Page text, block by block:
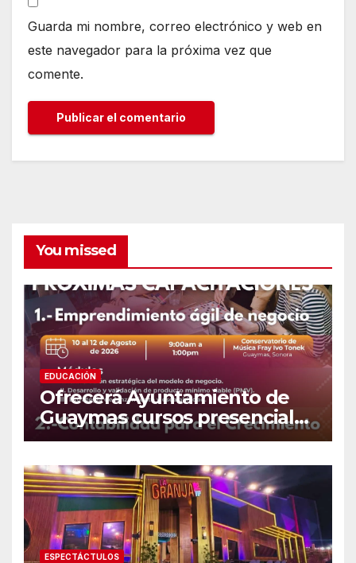
Guarda mi nombre, correo electrónico y web en
este navegador para la próxima vez que
comente.
You missed
EDUCACIÓN
Ofrecerá Ayuntamiento de
Guaymas cursos presenciales
para emprendedores
ESPECTÁCTULOS